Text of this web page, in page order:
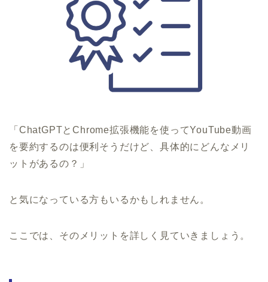
「ChatGPTとChrome拡張機能を使ってYouTube動画
を要約するのは便利そうだけど、具体的にどんなメリ
ットがあるの？」
と気になっている方もいるかもしれません。
ここでは、そのメリットを詳しく見ていきましょう。